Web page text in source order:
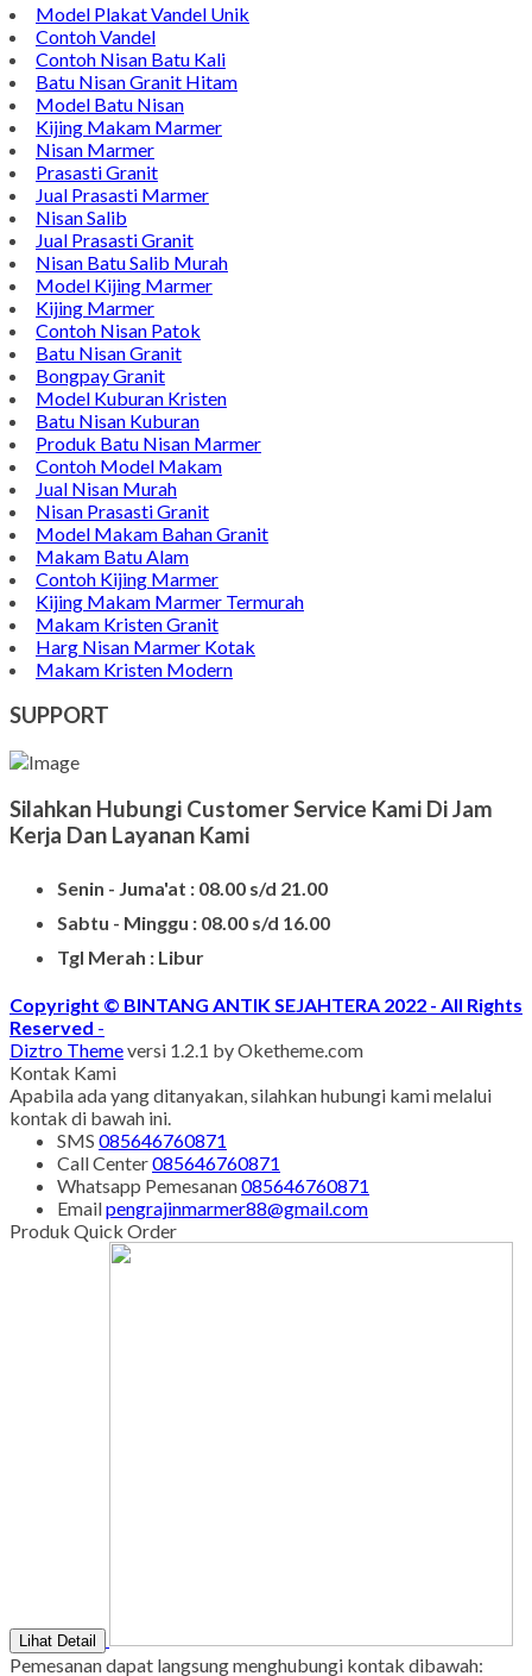
Model Plakat Vandel Unik
Contoh Vandel
Contoh Nisan Batu Kali
Batu Nisan Granit Hitam
Model Batu Nisan
Kijing Makam Marmer
Nisan Marmer
Prasasti Granit
Jual Prasasti Marmer
Nisan Salib
Jual Prasasti Granit
Nisan Batu Salib Murah
Model Kijing Marmer
Kijing Marmer
Contoh Nisan Patok
Batu Nisan Granit
Bongpay Granit
Model Kuburan Kristen
Batu Nisan Kuburan
Produk Batu Nisan Marmer
Contoh Model Makam
Jual Nisan Murah
Nisan Prasasti Granit
Model Makam Bahan Granit
Makam Batu Alam
Contoh Kijing Marmer
Kijing Makam Marmer Termurah
Makam Kristen Granit
Harg Nisan Marmer Kotak
Makam Kristen Modern
SUPPORT
Silahkan Hubungi Customer Service Kami Di Jam
Kerja Dan Layanan Kami
Senin - Juma'at : 08.00 s/d 21.00
Sabtu - Minggu : 08.00 s/d 16.00
Tgl Merah : Libur
Copyright © BINTANG ANTIK SEJAHTERA 2022 - All Rights
Reserved -
Diztro Themeversi 1.2.1 by Oketheme.com
Kontak Kami
Apabila ada yang ditanyakan, silahkan hubungi kami melalui
kontak di bawah ini.
SMS 085646760871
Call Center085646760871
Whatsapp Pemesanan085646760871
Emailpengrajinmarmer88@gmail.com
Produk Quick Order
Lihat Detail
Pemesanan dapat langsung menghubungi kontak dibawah: